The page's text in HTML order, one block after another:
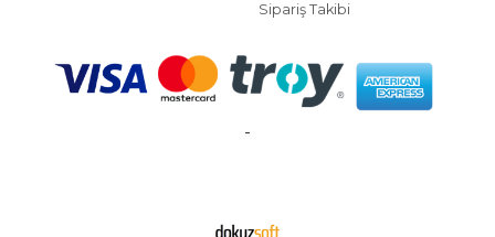
Sipariş Takibi
-